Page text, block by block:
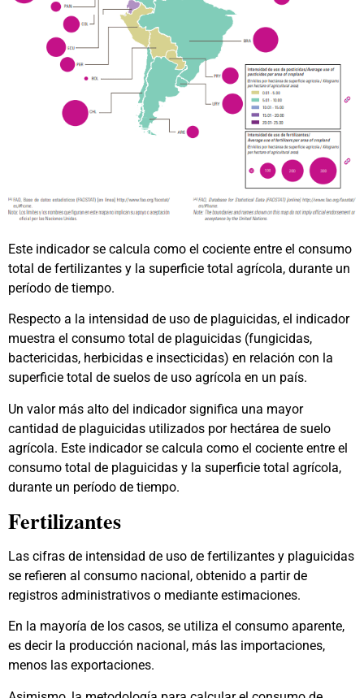
Este indicador se calcula como el cociente entre el consumo
total de fertilizantes y la superficie total agrícola, durante un
período de tiempo.
Respecto a la intensidad de uso de plaguicidas, el indicador
muestra el consumo total de plaguicidas (fungicidas,
bactericidas, herbicidas e insecticidas) en relación con la
superficie total de suelos de uso agrícola en un país.
Un valor más alto del indicador significa una mayor
cantidad de plaguicidas utilizados por hectárea de suelo
agrícola. Este indicador se calcula como el cociente entre el
consumo total de plaguicidas y la superficie total agrícola,
durante un período de tiempo.
Fertilizantes
Las cifras de intensidad de uso de fertilizantes y plaguicidas
se refieren al consumo nacional, obtenido a partir de
registros administrativos o mediante estimaciones.
En la mayoría de los casos, se utiliza el consumo aparente,
es decir la producción nacional, más las importaciones,
menos las exportaciones.